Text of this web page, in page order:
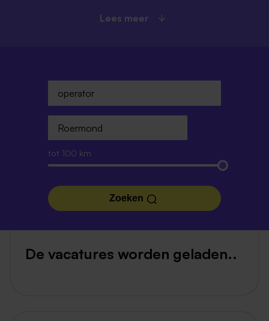
Lees meer
tot 100 km
Zoeken
De vacatures worden geladen..